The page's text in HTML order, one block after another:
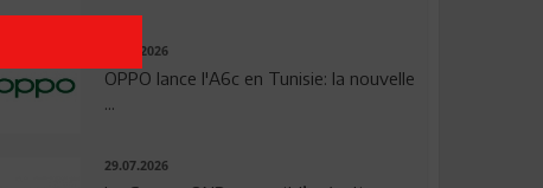
04.08.2026
OPPO lance l'A6c en Tunisie: la nouvelle
...
29.07.2026